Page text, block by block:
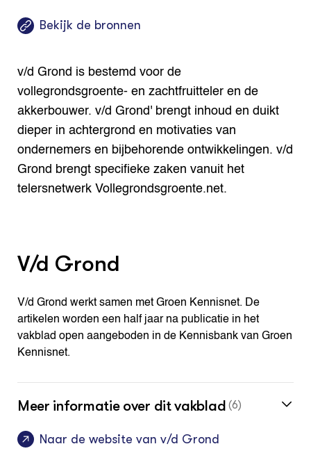
Bekijk de bronnen
v/d Grond is bestemd voor de
vollegrondsgroente- en zachtfruitteler en de
akkerbouwer. v/d Grond' brengt inhoud en duikt
dieper in achtergrond en motivaties van
ondernemers en bijbehorende ontwikkelingen. v/d
Grond brengt specifieke zaken vanuit het
telersnetwerk Vollegrondsgroente.net.
V/d Grond
V/d Grond werkt samen met Groen Kennisnet. De
artikelen worden een half jaar na publicatie in het
vakblad open aangeboden in de Kennisbank van Groen
Kennisnet.
Meer informatie over dit vakblad (6)
Naar de website van v/d Grond